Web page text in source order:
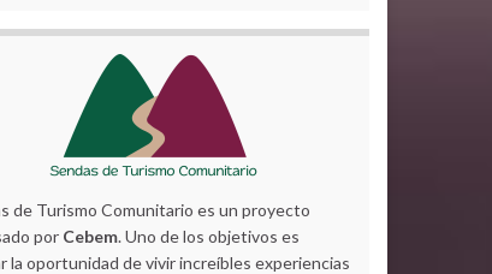
de Turismo Comunitario es un proyecto
por Cebem. Uno de los objetivos es
la oportunidad de vivir increíbles experiencias